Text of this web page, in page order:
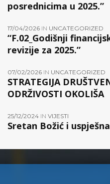
posrednicima u 2025.”
17/04/2026 IN UNCATEGORIZED
“F.02_Godišnji
revizije za 2025.”
07/02/2026 IN UNCATEGORIZED
STRATEGIJA
ODRŽIVOSTI OKOLIŠA
25/12/2024 IN VIJESTI
Sretan Božić i